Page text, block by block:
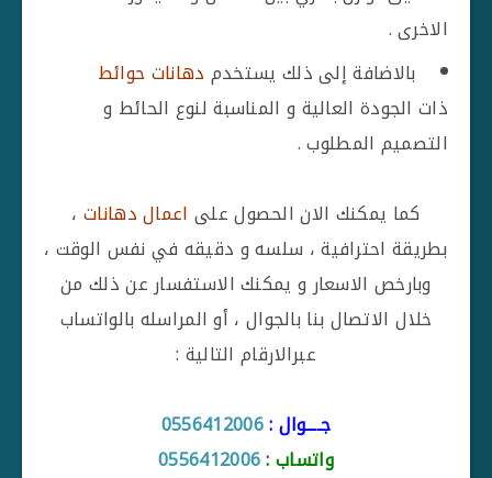
الاخرى .
بالاضافة إلى ذلك يستخدم دهانات حوائط
ذات الجودة العالية و المناسبة لنوع الحائط و
التصميم المطلوب .
كما يمكنك الان الحصول على اعمال دهانات،
بطريقة احترافية ، سلسه و دقيقه في نفس الوقت ،
وبارخص الاسعار و يمكنك الاستفسار عن ذلك من
خلال الاتصال بنا بالجوال ، أو المراسله بالواتساب
عبرالارقام التالية :
جــــوال :0556412006
واتساب :0556412006